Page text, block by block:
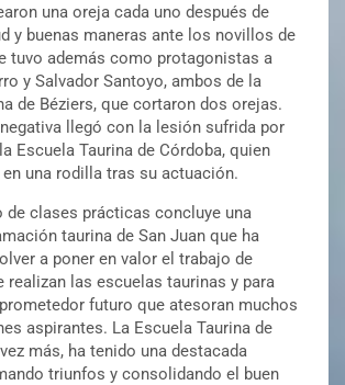
una oreja cada uno después de
y buenas maneras ante los novillos de
tuvo además como protagonistas a
y Salvador Santoyo, ambos de la
de Béziers, que cortaron dos orejas.
llegó con la lesión sufrida por
Escuela Taurina de Córdoba, quien
una rodilla tras su actuación.
de clases prácticas concluye una
taurina de San Juan que ha
a poner en valor el trabajo de
realizan las escuelas taurinas y para
futuro que atesoran muchos
aspirantes. La Escuela Taurina de
más, ha tenido una destacada
triunfos y consolidando el buen